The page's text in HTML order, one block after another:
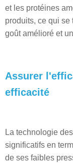
et les protéines
produits, ce qui se
goût amélioré et
Assurer
efficacité
La technologie
significatifs en
de ses faibles